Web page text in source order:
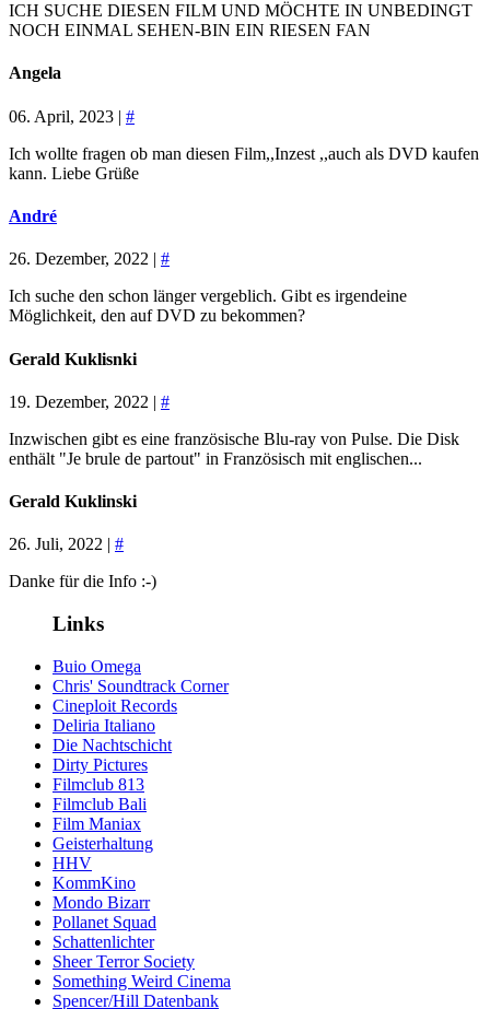
ICH SUCHE DIESEN FILM UND MÖCHTE IN UNBEDINGT
NOCH EINMAL SEHEN-BIN EIN RIESEN FAN
Angela
06. April, 2023 | #
Ich wollte fragen ob man diesen Film,,Inzest ,,auch als DVD kaufen
kann. Liebe Grüße
André
26. Dezember, 2022 | #
Ich suche den schon länger vergeblich. Gibt es irgendeine
Möglichkeit, den auf DVD zu bekommen?
Gerald Kuklisnki
19. Dezember, 2022 | #
Inzwischen gibt es eine französische Blu-ray von Pulse. Die Disk
enthält "Je brule de partout" in Französisch mit englischen...
Gerald Kuklinski
26. Juli, 2022 | #
Danke für die Info :-)
Links
Buio Omega
Chris' Soundtrack Corner
Cineploit Records
Deliria Italiano
Die Nachtschicht
Dirty Pictures
Filmclub 813
Filmclub Bali
Film Maniax
Geisterhaltung
HHV
KommKino
Mondo Bizarr
Pollanet Squad
Schattenlichter
Sheer Terror Society
Something Weird Cinema
Spencer/Hill Datenbank